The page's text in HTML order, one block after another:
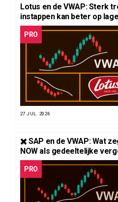
Lotus en de VWAP: Sterk
instappen kan beter op
PRO
27 JUL. 2026
✖️ SAP en de VWAP: Wat
NOW als gedeeltelijke
PRO